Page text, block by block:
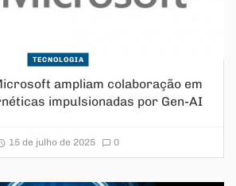
TECNOLOGIA
ampliam colaboração em
impulsionadas por Gen-AI
15 de julho de 2025 0